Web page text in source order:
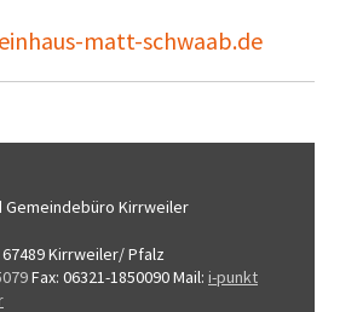
matt-schwaab.de
Gemeindebüro Kirrweiler
67489 Kirrweiler/ Pfalz
Fax: 06321-1850090Mail: i-punkt